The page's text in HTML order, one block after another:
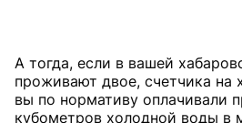
А тогда, если в вашей
проживают двое, счетчика на
вы по нормативу оплачивали
кубометров холодной воды в